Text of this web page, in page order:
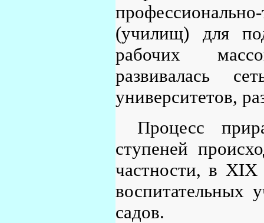
(училищ) для
рабочих
развивалась
университетов,
Процесс
ступеней
частности, в XIX
воспитательных
садов.